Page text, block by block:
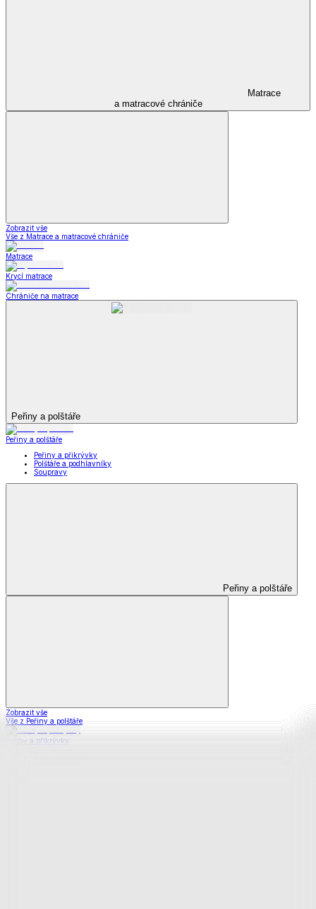
Matrace
a matracové chrániče
Zobrazit vše
Vše z Matrace a matracové chrániče
Matrace
Krycí matrace
Chrániče na matrace
Peřiny a polštáře
Peřiny a polštáře
Peřiny a přikrývky
Polštáře a podhlavníky
Soupravy
Peřiny a polštáře
Zobrazit vše
Vše z Peřiny a polštáře
Peřiny a přikrývky